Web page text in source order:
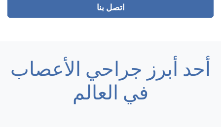
اتصل بنا
أحد أبرز جراحي الأعصاب
في العالم